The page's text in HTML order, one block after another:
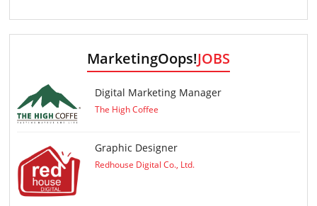
MarketingOops!JOBS
Digital Marketing Manager
The High Coffee
Graphic Designer
Redhouse Digital Co., Ltd.